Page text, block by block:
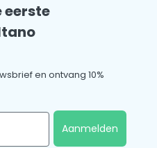
eerste
en ontvang 10%
Aanmelden